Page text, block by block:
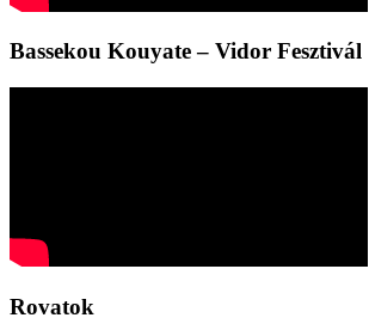
Bassekou Kouyate – Vidor Fesztivál
Rovatok